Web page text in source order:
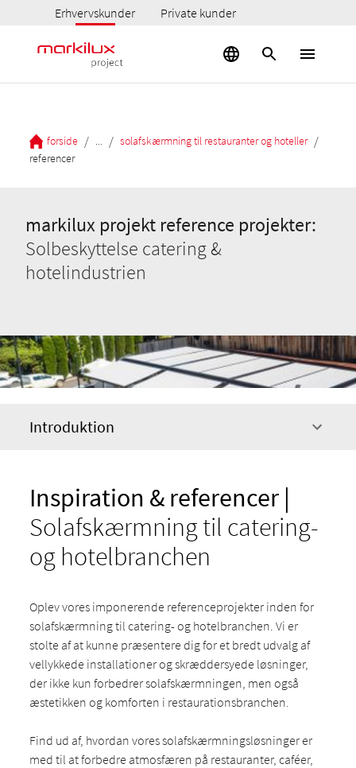
Erhvervskunder Private kunder
forside / / solafskærmning til restauranter og hoteller /
referencer
markilux projekt reference projekter:
Solbeskyttelse catering &
hotelindustrien
Introduktion
Inspiration & referencer |
Solafskærmning til catering-
og hotelbranchen
Oplev vores imponerende referenceprojekter inden for
solafskærmning til catering- og hotelbranchen. Vi er
stolte af at kunne præsentere dig for et bredt udvalg af
vellykkede installationer og skræddersyede løsninger,
der ikke kun forbedrer solafskærmningen, men også
æstetikken og komforten i restaurationsbranchen.
Find ud af, hvordan vores solafskærmningsløsninger er
med til at forbedre atmosfæren på restauranter, caféer,